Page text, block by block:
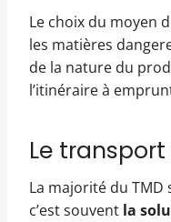
Le choix du moyen
les matières
de la nature du
l’itinéraire à
Le
La majorité du
c’est souvent la